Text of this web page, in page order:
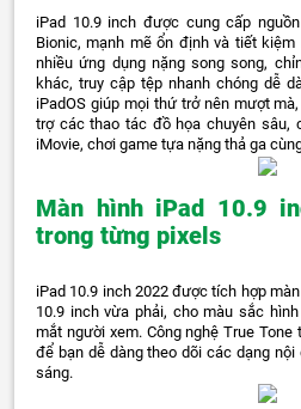
iPad 10.9 inch được cung cấp
Bionic, mạnh mẽ ổn định và tiết
nhiều ứng dụng nặng song song,
khác, truy cập tệp nhanh chóng dễ
iPadOS giúp mọi thứ trở nên mượt
trợ các thao tác đồ họa chuyên sâu,
iMovie, chơi game tựa nặng thả ga
Màn hình iPad 10.9
trong từng pixels
iPad 10.9 inch 2022 được tích hợp
10.9 inch vừa phải, cho màu sắc
mắt người xem. Công nghệ True
để bạn dễ dàng theo dõi các dạng
sáng.